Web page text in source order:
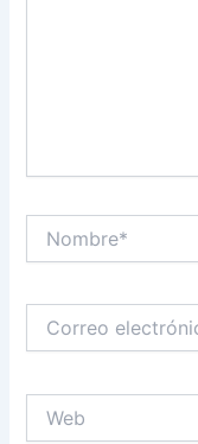
electrónico*